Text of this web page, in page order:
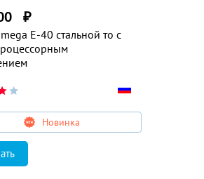
E-40 стальной то с
₽
Новинка